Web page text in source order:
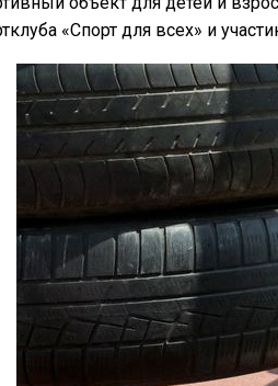
«Спорт для всех» и